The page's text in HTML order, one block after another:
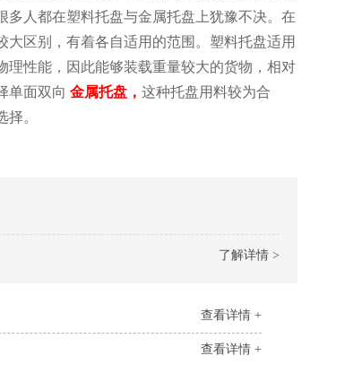
很多人都在塑料托盘与金属托盘上犹豫不决。在
大区别，有着各自适用的范围。塑料托盘适用
性能，因此能够装载重量较大的货物，相对
单面双向 金属托盘， 这种托盘用料较为合
。
了解详情 >
查看详情 +
查看详情 +